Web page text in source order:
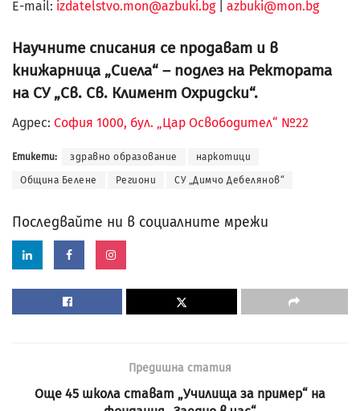
Е-mail: izdatelstvo.mon@azbuki.bg| azbuki@mon.bg
Научните списания се продават и в
книжарница „Сиела“ – подлез на Ректората
на СУ „Св. Св. Климент Охридски“.
Адрес: София 1000, бул. „Цар Освободител“ №22
Етикети: здравно образование наркотици
Община Белене Региони СУ „Димчо Дебелянов“
Последвайте ни в социалните мрежи
Предишна статия
Още 45 школа стават „Училища за пример“ на